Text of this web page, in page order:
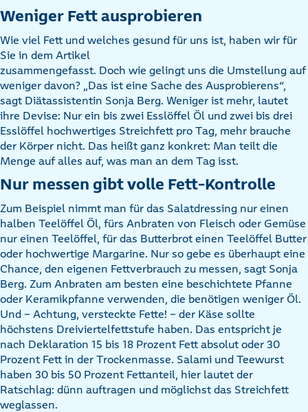
Weniger Fett ausprobieren
Wie viel Fett und welches gesund für uns ist, haben wir für
Sie in dem Artikel
zusammengefasst. Doch wie gelingt uns die Umstellung auf
weniger davon? „Das ist eine Sache des Ausprobierens“,
sagt Diätassistentin Sonja Berg. Weniger ist mehr, lautet
ihre Devise: Nur ein bis zwei Esslöffel Öl und zwei bis drei
Esslöffel hochwertiges Streichfett pro Tag, mehr brauche
der Körper nicht. Das heißt ganz konkret: Man teilt die
Menge auf alles auf, was man an dem Tag isst.
Nur messen gibt volle Fett-Kontrolle
Zum Beispiel nimmt man für das Salatdressing nur einen
halben Teelöffel Öl, fürs Anbraten von Fleisch oder Gemüse
nur einen Teelöffel, für das Butterbrot einen Teelöffel Butter
oder hochwertige Margarine. Nur so gebe es überhaupt eine
Chance, den eigenen Fettverbrauch zu messen, sagt Sonja
Berg. Zum Anbraten am besten eine beschichtete Pfanne
oder Keramikpfanne verwenden, die benötigen weniger Öl.
Und – Achtung, versteckte Fette! – der Käse sollte
höchstens Dreiviertelfettstufe haben. Das entspricht je
nach Deklaration 15 bis 18 Prozent Fett absolut oder 30
Prozent Fett in der Trockenmasse. Salami und Teewurst
haben 30 bis 50 Prozent Fettanteil, hier lautet der
Ratschlag: dünn auftragen und möglichst das Streichfett
weglassen.